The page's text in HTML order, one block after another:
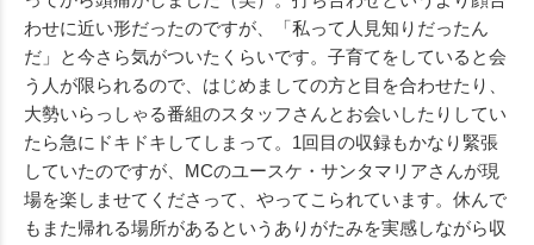
わせに近い形だったのですが、「私って人見知りだったん
だ」と今さら気がついたくらいです。子育てをしていると会
う人が限られるので、はじめましての方と目を合わせたり、
大勢いらっしゃる番組のスタッフさんとお会いしたりしてい
たら急にドキドキしてしまって。1回目の収録もかなり緊張
していたのですが、MCのユースケ・サンタマリアさんが現
場を楽しませてくださって、やってこられています。休んで
もまた帰れる場所があるというありがたみを実感しながら収